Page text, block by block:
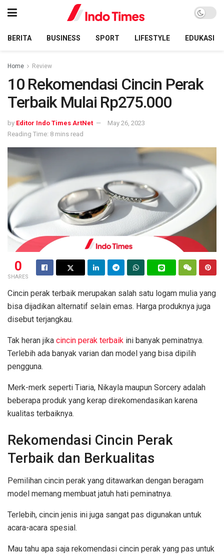
BERITA BUSINESS SPORT LIFESTYLE EDUKASI
Home Review
10 Rekomendasi Cincin Perak
Terbaik Mulai Rp275.000
by Editor Indo Times ArtNet
May 26, 2023
Reading Time: 8 mins read
0
SHARES
Cincin perak terbaik merupakan salah satu logam mulia yang
bisa dijadikan alternatif selain emas. Harga produknya juga
disebut terjangkau.
Tak heran jika cincin perak terbaik ini banyak peminatnya.
Terlebih ada banyak varian dan model yang bisa dipilih
pengguna.
Merk-merk seperti Tiaria, Nikayla maupun Sorcery adalah
beberapa produk yang kerap direkomendasikan karena
kualitas terbaiknya.
Rekomendasi Cincin Perak
Terbaik dan Berkualitas
Pemilihan cincin perak yang ditawarkan dengan beragam
model memang membuat jatuh hati peminatnya.
Terlebih, cincin jenis ini juga sangat pas digunakan untuk
acara-acara spesial.
Mau tahu apa saja rekomendasi cincin perak yang pas untuk